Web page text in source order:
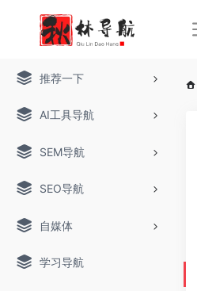
推荐一下
AI工具导航
SEM导航
SEO导航
自媒体
学习导航